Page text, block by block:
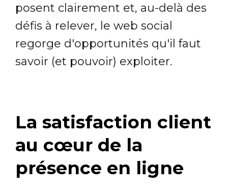
posent clairement et, au-delà des
défis à relever, le web social
regorge d'opportunités qu'il faut
savoir (et pouvoir) exploiter.
La satisfaction client
au cœur de la
présence en ligne